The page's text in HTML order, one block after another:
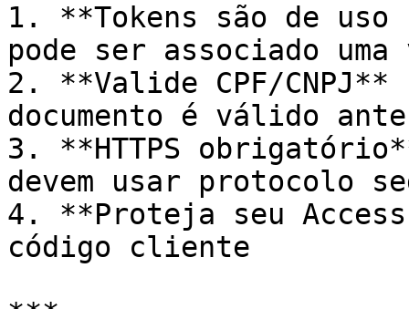
1. **Tokens são de
pode ser associado uma
2. **Valide CPF/
documento é válido
3. **HTTPS
devem usar protocolo
4. **Proteja seu Access
código cliente